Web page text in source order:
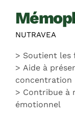
NUTRAVEA
Soutient les
Aide à
concentration
Contribue à
émotionnel